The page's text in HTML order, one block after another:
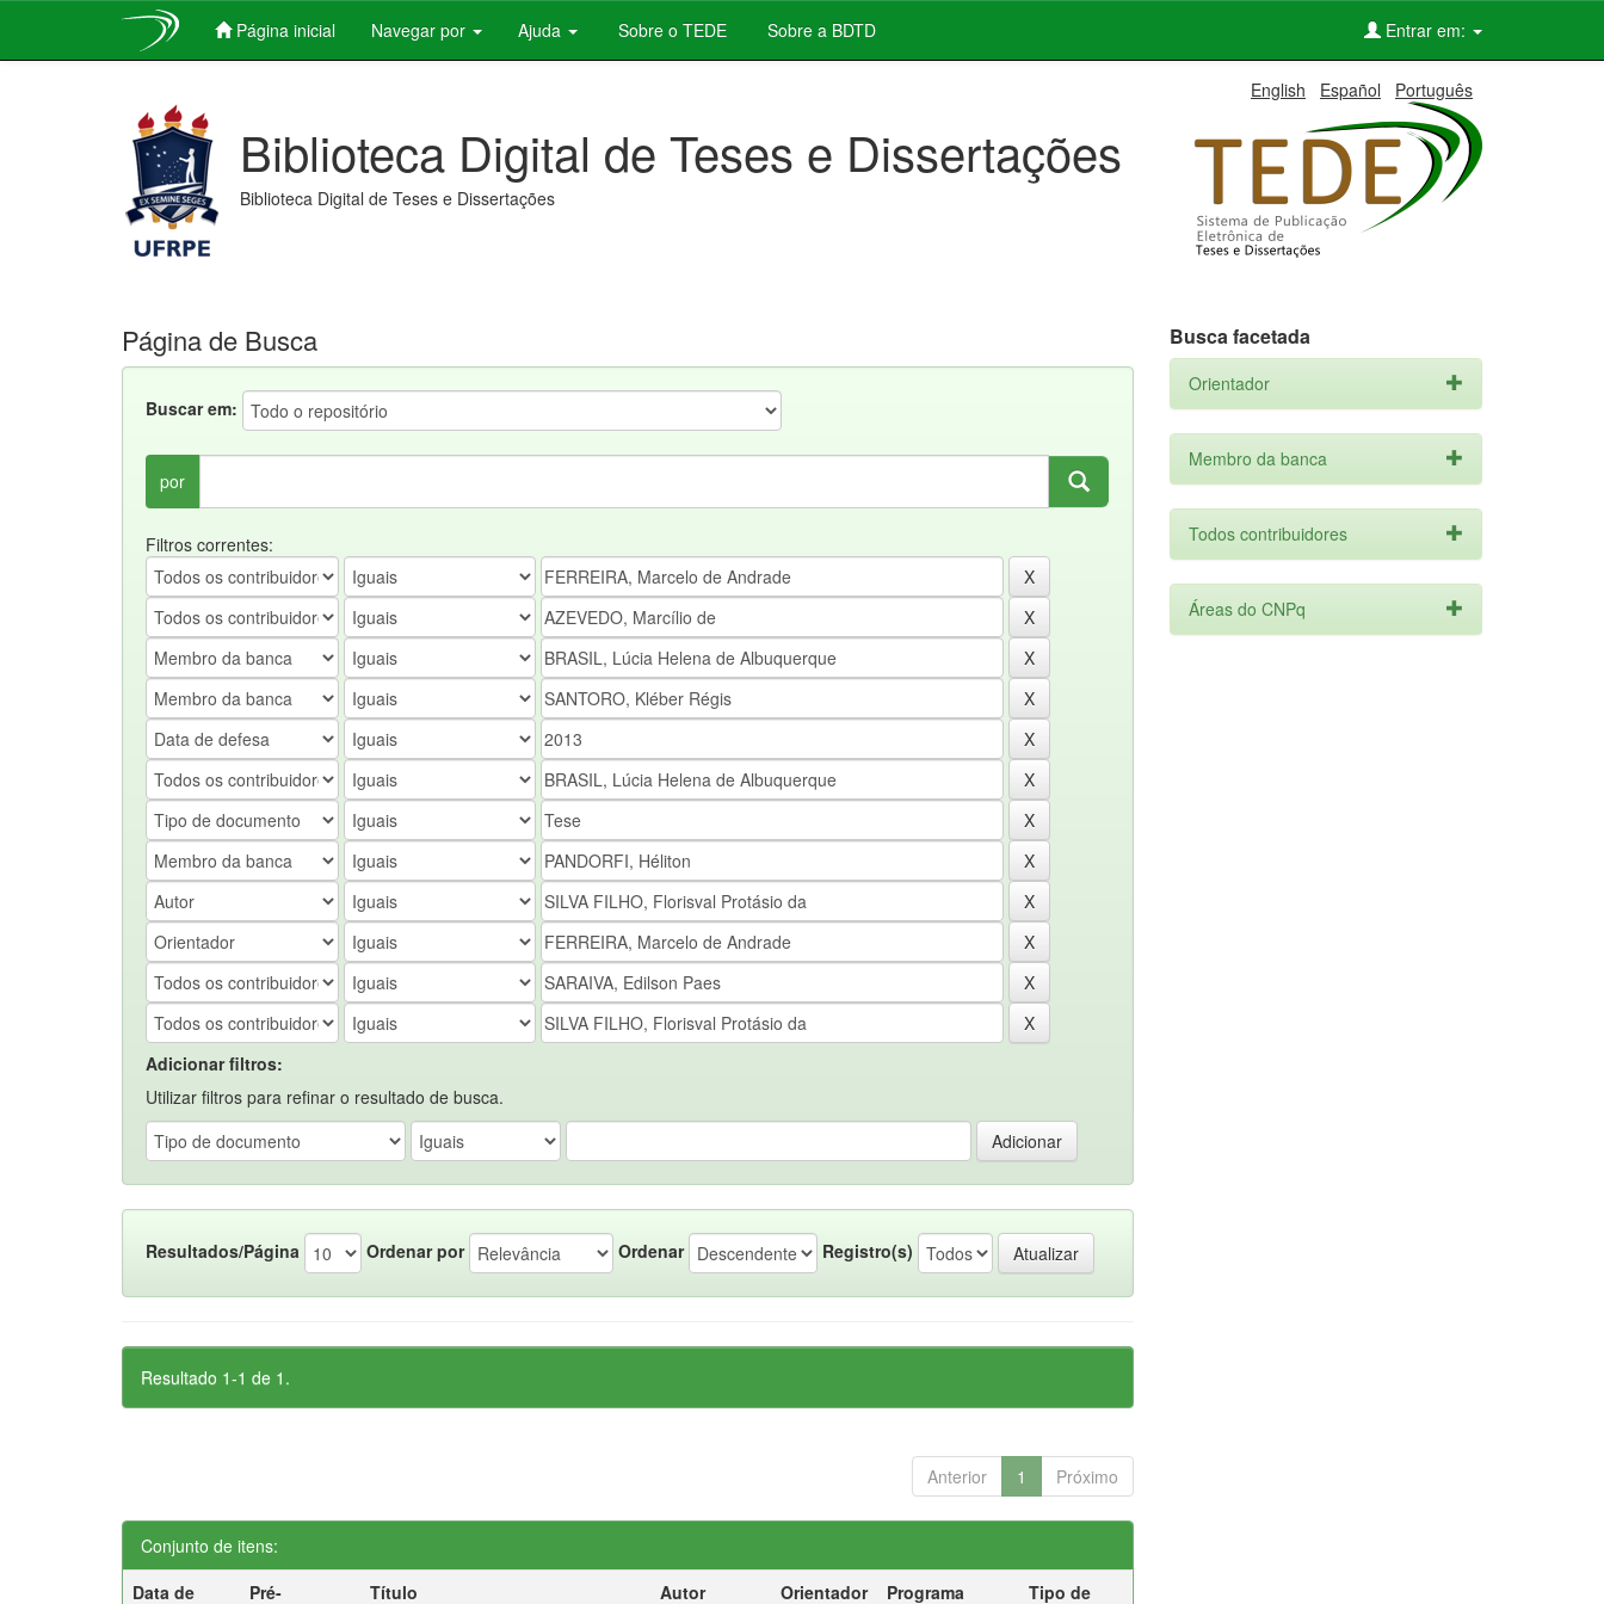
Página inicial Navegar por Ajuda Sobre o TEDE Sobre a BDTD Entrar em:
English Español Português
Biblioteca Digital de Teses e Dissertações
Biblioteca Digital de Teses e Dissertações
Página de Busca
Buscar em:
por
Filtros correntes:
Adicionar filtros:
Utilizar filtros para refinar o resultado de busca.
Resultados/Página Ordenar por Ordenar Registro(s)
Resultado 1-1 de 1.
Anterior 1 Próximo
Conjunto de itens:
Data de
Pré- Título Autor Orientador Programa Tipo de
Busca facetada
Orientador
Membro da banca
Todos contribuidores
Áreas do CNPq